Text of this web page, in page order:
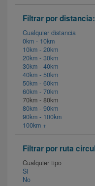
Filtrar por distancia:
Cualquier distancia
0km - 10km
10km - 20km
20km - 30km
30km - 40km
40km - 50km
50km - 60km
60km - 70km
70km - 80km
80km - 90km
90km - 100km
100km +
Filtrar por ruta
Cualquier tipo
Si
No